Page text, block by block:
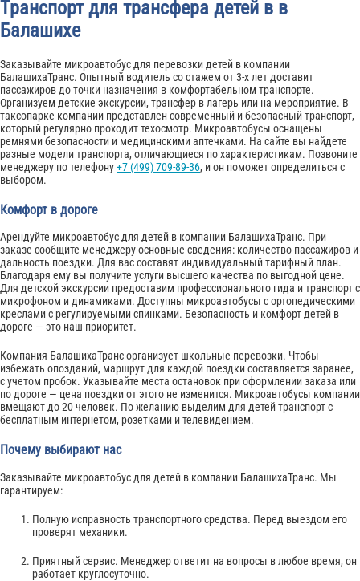
Транспорт для трансфера детей в в
Балашихе
Заказывайте микроавтобус для перевозки детей в компании
БалашихаТранс. Опытный водитель со стажем от 3-х лет доставит
пассажиров до точки назначения в комфортабельном транспорте.
Организуем детские экскурсии, трансфер в лагерь или на мероприятие. В
таксопарке компании представлен современный и безопасный транспорт,
который регулярно проходит техосмотр. Микроавтобусы оснащены
ремнями безопасности и медицинскими аптечками. На сайте вы найдете
разные модели транспорта, отличающиеся по характеристикам. Позвоните
менеджеру по телефону+7 (499) 709-89-36, и он поможет определиться с
выбором.
Комфорт в дороге
Арендуйте микроавтобус для детей в компании БалашихаТранс. При
заказе сообщите менеджеру основные сведения: количество пассажиров и
дальность поездки. Для вас составят индивидуальный тарифный план.
Благодаря ему вы получите услуги высшего качества по выгодной цене.
Для детской экскурсии предоставим профессионального гида и транспорт с
микрофоном и динамиками. Доступны микроавтобусы с ортопедическими
креслами с регулируемыми спинками. Безопасность и комфорт детей в
дороге — это наш приоритет.
Компания БалашихаТранс организует школьные перевозки. Чтобы
избежать опозданий, маршрут для каждой поездки составляется заранее,
с учетом пробок. Указывайте места остановок при оформлении заказа или
по дороге — цена поездки от этого не изменится. Микроавтобусы компании
вмещают до 20 человек. По желанию выделим для детей транспорт с
бесплатным интернетом, розетками и телевидением.
Почему выбирают нас
Заказывайте микроавтобус для детей в компании БалашихаТранс. Мы
гарантируем:
Полную исправность транспортного средства. Перед выездом его
проверят механики.
Приятный сервис. Менеджер ответит на вопросы в любое время, он
работает круглосуточно.